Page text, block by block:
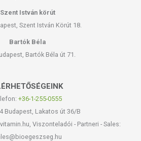
Szent István körút
Szent István Körút 18.
Bartók Béla
Bartók Béla út 71.
+36-1-255-0555
Budapest, Lakatos út 36/B
Viszonteladói - Partneri - Sales: